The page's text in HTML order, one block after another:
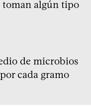
toman algún tipo
de microbios
cada gramo